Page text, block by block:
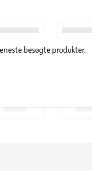
besøgte produkter.